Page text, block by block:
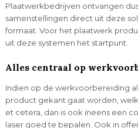
Plaatwerkbedrijven ontvangen
samenstellingen direct uit deze
formaat. Voor het plaatwerk
uit deze systemen het startpunt.
Alles centraal op
Indien op de werkvoorbereiding
product gekant gaat worden,
et cetera, dan is ook ineens een
laser goed te bepalen. Ook in